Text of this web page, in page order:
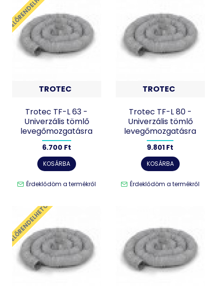
TROTEC
Trotec TF-L 63 -
Univerzális tömlő
levegőmozgatásra
6.700 Ft
KOSÁRBA
Érdeklődöm a termékről
TROTEC
Trotec TF-L 80 -
Univerzális tömlő
levegőmozgatásra
9.801 Ft
KOSÁRBA
Érdeklődöm a termékről
ELŐRENDELHETŐ